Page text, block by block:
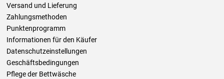
Versand und Lieferung
Zahlungsmethoden
Punktenprogramm
Informationen für den Käufer
Datenschutzeinstellungen
Geschäftsbedingungen
Pflege der Bettwäsche